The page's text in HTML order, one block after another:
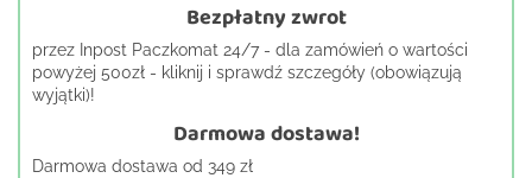
Bezpłatny zwrot
przez Inpost Paczkomat 24/7 - dla zamówień o wartości
powyżej 500zł - kliknij i sprawdź szczegóły (obowiązują
wyjątki)!
Darmowa dostawa!
Darmowa dostawa od 349 zł